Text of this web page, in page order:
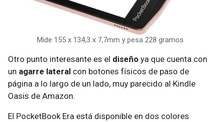
Mide 155 x 134,3 x 7,7mm y pesa 228 gramos
Otro punto interesante es el diseño ya que cuenta con
un agarre lateral con botones físicos de paso de
página a lo largo de un lado, muy parecido al Kindle
Oasis de Amazon.
El PocketBook Era está disponible en dos colores